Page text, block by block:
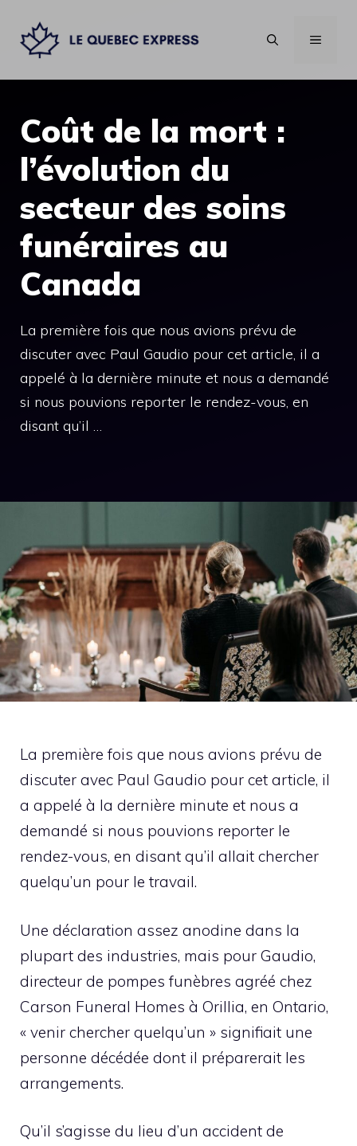
contenu
MENU
Coût de la mort :
l’évolution du
secteur des soins
funéraires au
Canada
La première fois que nous avions prévu de
discuter avec Paul Gaudio pour cet article, il a
appelé à la dernière minute et nous a demandé
si nous pouvions reporter le rendez-vous, en
disant qu’il …
La première fois que nous avions prévu de
discuter avec Paul Gaudio pour cet article, il
a appelé à la dernière minute et nous a
demandé si nous pouvions reporter le
rendez-vous, en disant qu’il allait chercher
quelqu’un pour le travail.
Une déclaration assez anodine dans la
plupart des industries, mais pour Gaudio,
directeur de pompes funèbres agréé chez
Carson Funeral Homes à Orillia, en Ontario,
« venir chercher quelqu’un » signifiait une
personne décédée dont il préparerait les
arrangements.
Qu’il s’agisse du lieu d’un accident de